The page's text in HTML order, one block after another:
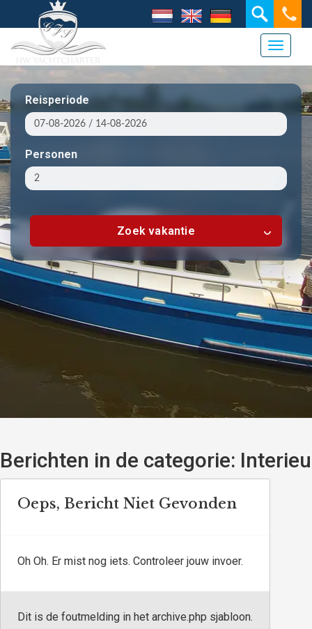
Reisperiode
Personen
Zoek vakantie
Toggle
Berichten in de categorie:
Oeps, Bericht Niet Gevonden
Oh Oh. Er mist nog iets. Controleer jouw invoer.
Dit is de foutmelding in het archive.php sjabloon.